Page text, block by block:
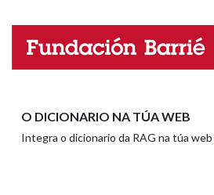
LIMPAR
Nome
O DICIONARIO NA TÚA WEB
Integra o dicionario da RAG na túa web